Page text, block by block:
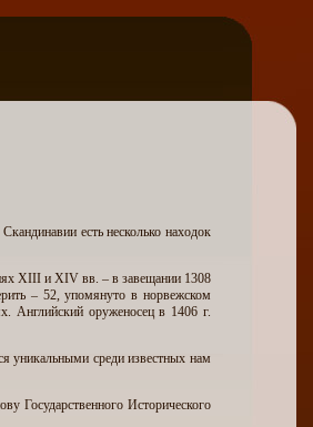
есть несколько находок
XIII и XIV вв. – в завещании 1308
– 52, упомянуто в норвежском
Английский оруженосец в 1406 г.
уникальными среди известных нам
Государственного Исторического